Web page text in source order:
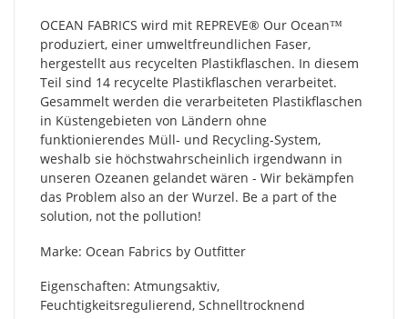
OCEAN FABRICS wird mit REPREVE®️ Our Ocean™
produziert, einer umweltfreundlichen Faser,
hergestellt aus recycelten Plastikflaschen. In diesem
Teil sind 14 recycelte Plastikflaschen verarbeitet.
Gesammelt werden die verarbeiteten Plastikflaschen
in Küstengebieten von Ländern ohne
funktionierendes Müll- und Recycling-System,
weshalb sie höchstwahrscheinlich irgendwann in
unseren Ozeanen gelandet wären - Wir bekämpfen
das Problem also an der Wurzel. Be a part of the
solution, not the pollution!
Marke: Ocean Fabrics by Outfitter
Eigenschaften: Atmungsaktiv,
Feuchtigkeitsregulierend, Schnelltrocknend